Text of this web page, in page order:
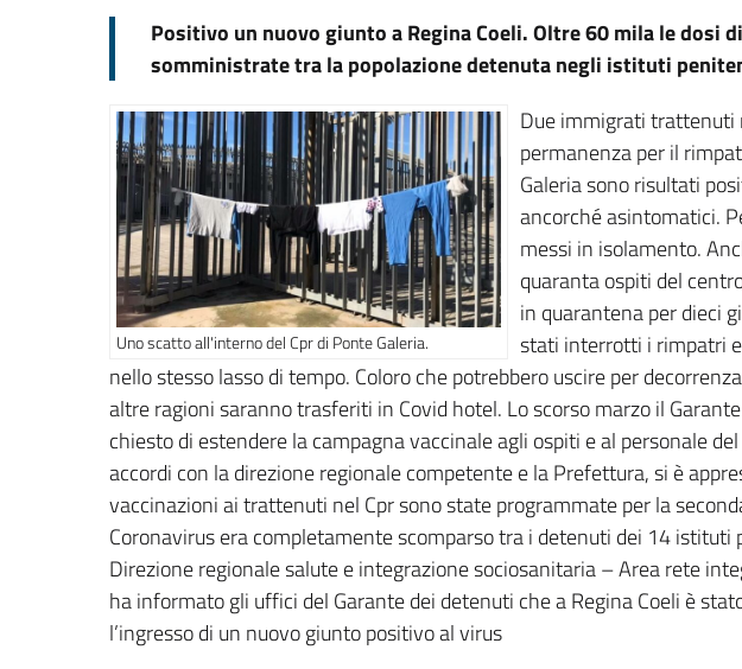
Positivo un nuovo giunto a Regina Coeli. Oltre 60 mila le dosi
somministrate tra la popolazione detenuta negli istituti
Uno scatto all'interno del Cpr di Ponte Galeria.
Due immigrati trattenuti
permanenza per il
Galeria sono risultati
ancorché asintomatici.
messi in isolamento.
quaranta ospiti del
in quarantena per dieci
stati interrotti i rimpatri
nello stesso lasso di tempo. Coloro che potrebbero uscire per
altre ragioni saranno trasferiti in Covid hotel. Lo scorso marzo il
chiesto di estendere la campagna vaccinale agli ospiti e al personale del
accordi con la direzione regionale competente e la Prefettura, si è
vaccinazioni ai trattenuti nel Cpr sono state programmate per la
Coronavirus era completamente scomparso tra i detenuti dei 14 istituti
Direzione regionale salute e integrazione sociosanitaria – Area rete
ha informato gli uffici del Garante dei detenuti che a Regina Coeli è
l’ingresso di un nuovo giunto positivo al virus